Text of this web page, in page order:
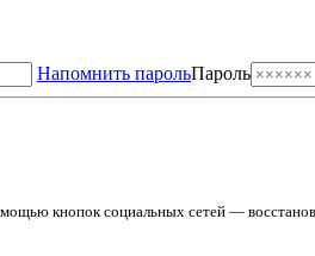
Напомнить парольПароль
кнопок социальных сетей —